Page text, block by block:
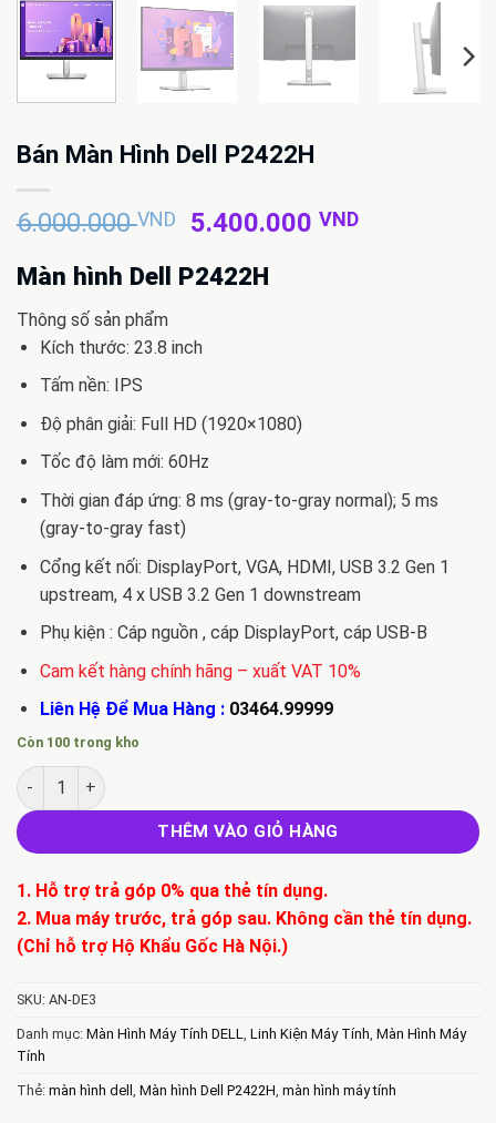
Bán Màn Hình Dell P2422H
6.000.000VND
Giá
là:
5.400.000VNDGiá
Màn hình Dell P2422H
Thông số sản phẩm
Kích thước: 23.8 inch
Tấm nền: IPS
Độ phân giải: Full HD (1920×1080)
Tốc độ làm mới: 60Hz
Thời gian đáp ứng: 8 ms (gray-to-gray normal); 5 ms
(gray-to-gray fast)
Cổng kết nối: DisplayPort, VGA, HDMI, USB 3.2 Gen 1
upstream, 4 x USB 3.2 Gen 1 downstream
Phụ kiện : Cáp nguồn , cáp DisplayPort, cáp USB-B
Cam kết hàng chính hãng – xuất VAT 10%
Liên Hệ Để Mua Hàng : 03464.99999
Còn 100 trong kho
Bán Màn Hình Dell P2422H số lượng
THÊM VÀO GIỎ HÀNG
1. Hỗ trợ trả góp 0% qua thẻ tín dụng.
2. Mua máy trước, trả góp sau. Không cần thẻ tín dụng.
(Chỉ hỗ trợ Hộ Khẩu Gốc Hà Nội.)
SKU: AN-DE3
Danh mục: Màn Hình Máy Tính DELL, Linh Kiện Máy Tính, Màn Hình Máy
Tính
Thẻ: màn hình dell , Màn hình Dell P2422H, màn hình máy tính